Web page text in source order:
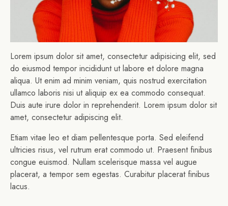
Lorem ipsum dolor sit amet, consectetur adipisicing elit, sed
do eiusmod tempor incididunt ut labore et dolore magna
aliqua. Ut enim ad minim veniam, quis nostrud exercitation
ullamco laboris nisi ut aliquip ex ea commodo consequat.
Duis aute irure dolor in reprehenderit. Lorem ipsum dolor sit
amet, consectetur adipiscing elit.
Etiam vitae leo et diam pellentesque porta. Sed eleifend
ultricies risus, vel rutrum erat commodo ut. Praesent finibus
congue euismod. Nullam scelerisque massa vel augue
placerat, a tempor sem egestas. Curabitur placerat finibus
lacus.